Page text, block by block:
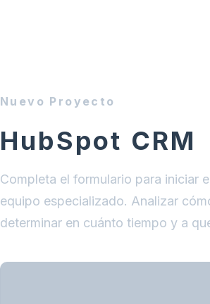
Nuevo Proyecto
HubSpot CRM
Completa el formulario para iniciar
equipo especializado. Analizar
determinar en cuánto tiempo y a